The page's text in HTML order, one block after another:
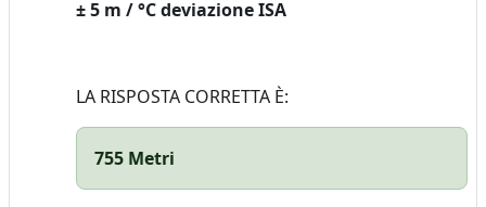
± 5 m / °C deviazione ISA
LA RISPOSTA CORRETTA È:
755 Metri